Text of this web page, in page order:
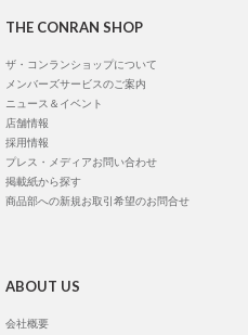
THE CONRAN SHOP
ザ・コンランショップについて
メンバーズサービスのご案内
ニュース＆イベント
店舗情報
採用情報
プレス・メディアお問い合わせ
掲載紙から探す
商品部への新規お取引希望のお問合せ
ABOUT US
会社概要